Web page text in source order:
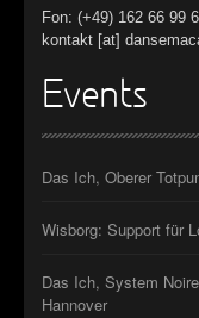
Fon: (+49) 162 66 99
kontakt [at]
Events
Das Ich, Oberer
Wisborg: Support für
Das Ich, System
Hannover